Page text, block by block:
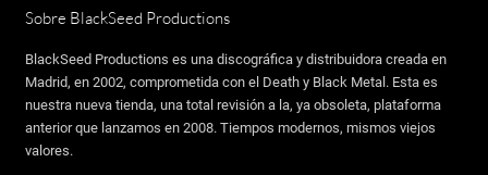
Sobre BlackSeed Productions
BlackSeed Productions es una discográfica y distribuidora creada en
Madrid, en 2002, comprometida con el Death y Black Metal. Esta es
nuestra nueva tienda, una total revisión a la, ya obsoleta, plataforma
anterior que lanzamos en 2008. Tiempos modernos, mismos viejos
valores.